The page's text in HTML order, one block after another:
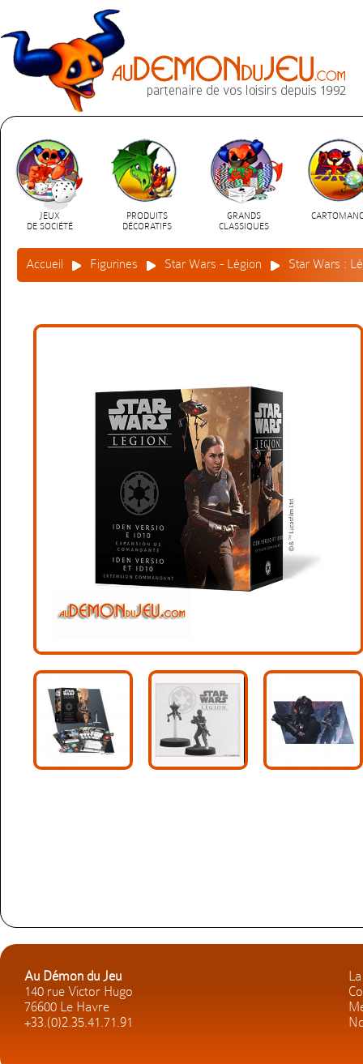
JEUX
DE SOCIÉTÉ
PRODUITS
DÉCORATIFS
GRANDS
CLASSIQUES
Accueil Figurines Star Wars - Légion Star Wars :
Au Démon du Jeu
140 rue Victor Hugo
76600 Le Havre
+33.(0)2.35.41.71.91